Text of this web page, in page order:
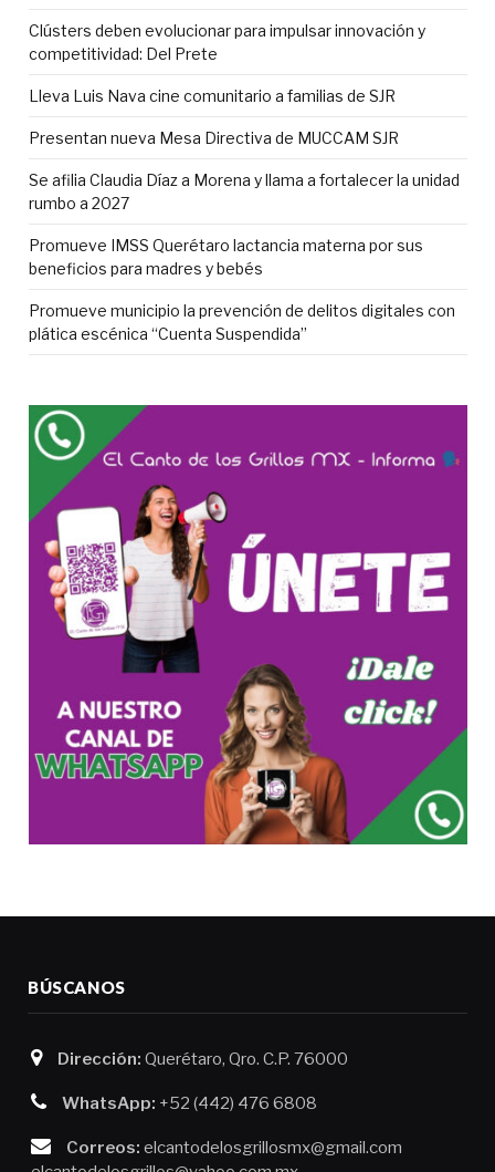
Clústers deben evolucionar para impulsar innovación y
competitividad: Del Prete
Lleva Luis Nava cine comunitario a familias de SJR
Presentan nueva Mesa Directiva de MUCCAM SJR
Se afilia Claudia Díaz a Morena y llama a fortalecer la unidad
rumbo a 2027
Promueve IMSS Querétaro lactancia materna por sus
beneficios para madres y bebés
Promueve municipio la prevención de delitos digitales con
plática escénica “Cuenta Suspendida”
BÚSCANOS
Dirección: Querétaro, Qro. C.P. 76000
WhatsApp: +52 (442) 476 6808
Correos: elcantodelosgrillosmx@gmail.com